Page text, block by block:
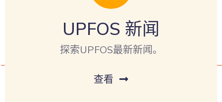
UPFOS 新闻
探索UPFOS最新新闻。
查看